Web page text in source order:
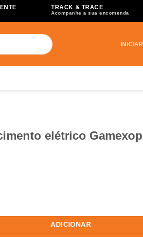
TRACK & TRACE
Acompanhe a sua encomenda
elétrico Gamexop
ADICIONAR